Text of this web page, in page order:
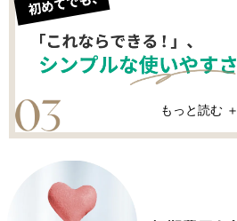
もっと読む ＋